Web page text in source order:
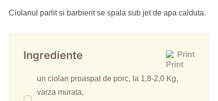
Ciolanul parlit si barbierit se spala sub jet de apa calduta.
Print
Ingrediente
un ciolan proaspat de porc, la 1,8-2,0 Kg,
varza murata,